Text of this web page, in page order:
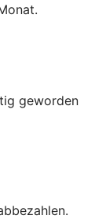
geworden